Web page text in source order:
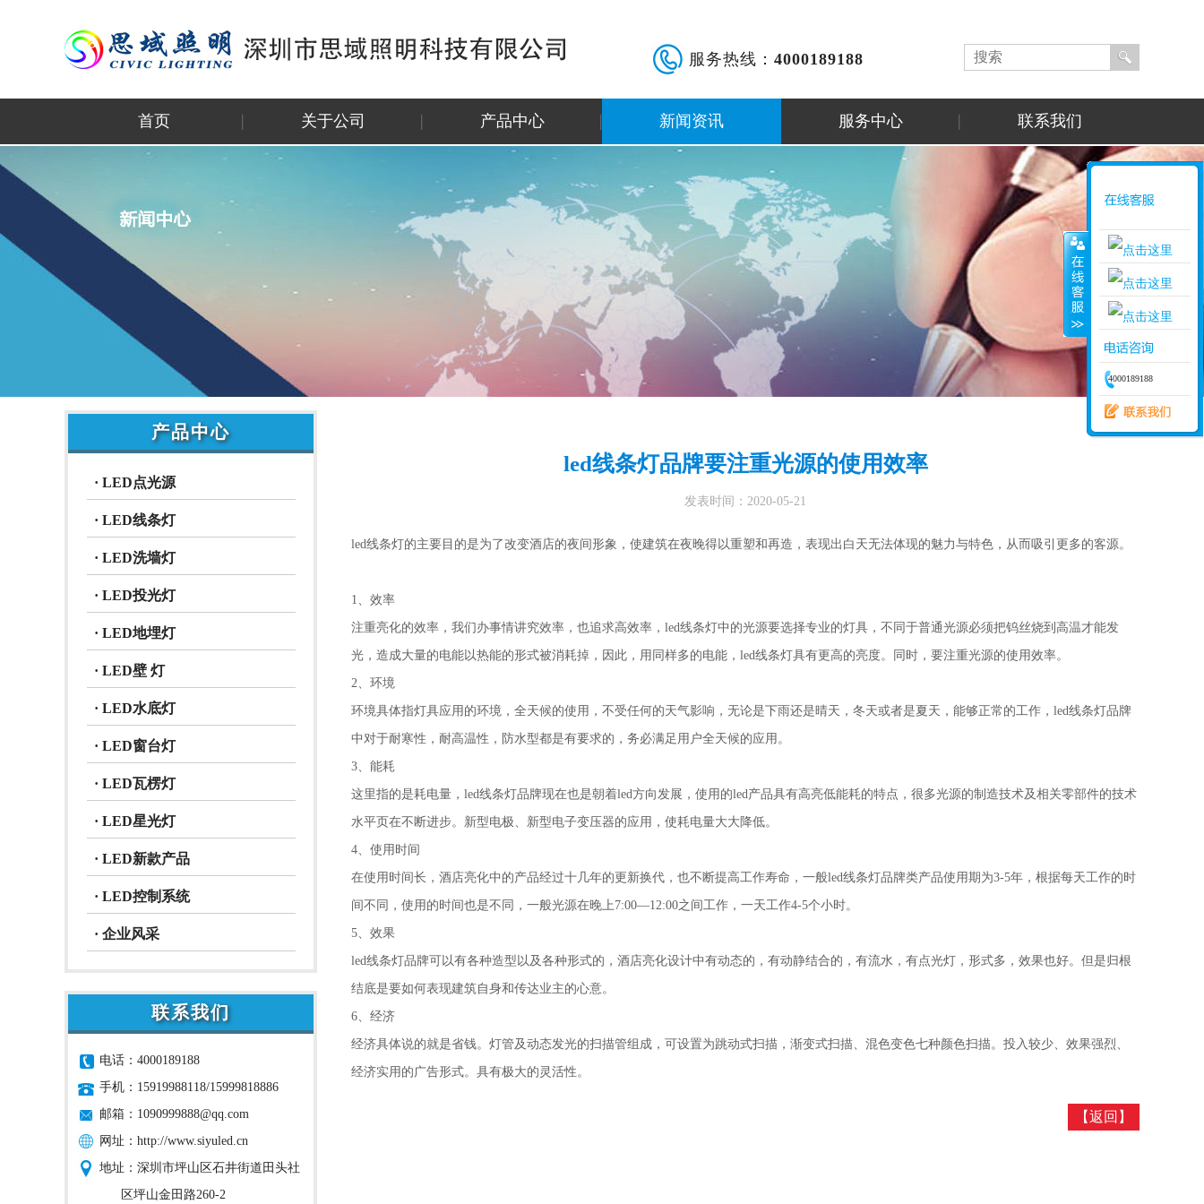
服务热线： 4000189188
首页 关于公司 产品中心 新闻资讯 服务中心 联系我们
产品中心
· LED点光源
· LED线条灯
· LED洗墙灯
· LED投光灯
· LED地埋灯
· LED壁 灯
· LED水底灯
· LED窗台灯
· LED瓦楞灯
· LED星光灯
· LED新款产品
· LED控制系统
· 企业风采
联系我们
电话：4000189188
手机：15919988118/15999818886
邮箱： 1090999888@qq.com
网址： http://www.siyuled.cn
地址：深圳市坪山区石井街道田头社
区坪山金田路260-2
led线条灯品牌要注重光源的使用效率
发表时间：2020-05-21
led线条灯的主要目的是为了改变酒店的夜间形象，使建筑在夜晚得以重塑和再造，表现出白天无法体现的魅力与特色，从而吸引更多的客源。
1、效率
注重亮化的效率，我们办事情讲究效率，也追求高效率，led线条灯中的光源要选择专业的灯具，不同于普通光源必须把钨丝烧到高温才能发
光，造成大量的电能以热能的形式被消耗掉，因此，用同样多的电能，led线条灯具有更高的亮度。同时，要注重光源的使用效率。
2、环境
环境具体指灯具应用的环境，全天候的使用，不受任何的天气影响，无论是下雨还是晴天，冬天或者是夏天，能够正常的工作，led线条灯品牌
中对于耐寒性，耐高温性，防水型都是有要求的，务必满足用户全天候的应用。
3、能耗
这里指的是耗电量，led线条灯品牌现在也是朝着led方向发展，使用的led产品具有高亮低能耗的特点，很多光源的制造技术及相关零部件的技术
水平页在不断进步。新型电极、新型电子变压器的应用，使耗电量大大降低。
4、使用时间
在使用时间长，酒店亮化中的产品经过十几年的更新换代，也不断提高工作寿命，一般led线条灯品牌类产品使用期为3-5年，根据每天工作的时
间不同，使用的时间也是不同，一般光源在晚上7:00—12:00之间工作，一天工作4-5个小时。
5、效果
led线条灯品牌可以有各种造型以及各种形式的，酒店亮化设计中有动态的，有动静结合的，有流水，有点光灯，形式多，效果也好。但是归根
结底是要如何表现建筑自身和传达业主的心意。
6、经济
经济具体说的就是省钱。灯管及动态发光的扫描管组成，可设置为跳动式扫描，渐变式扫描、混色变色七种颜色扫描。投入较少、效果强烈、
经济实用的广告形式。具有极大的灵活性。
【返回】
业务咨询
业务咨询
业务咨询
4000189188